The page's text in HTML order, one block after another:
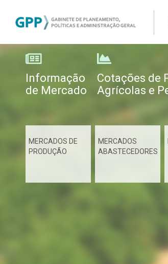
Informação
de Mercado
Cotações de
Agrícolas e
MERCADOS DE
PRODUÇÃO
MERCADOS
ABASTECEDORES